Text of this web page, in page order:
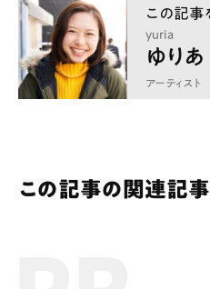
yuria
ゆりあ
アーティスト
この記事の関連記事